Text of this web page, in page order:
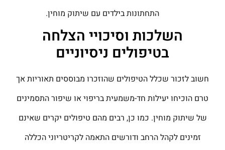
התחתונות בילדים עם שיתוק מוחין.
השלכות וסיכויי הצלחה
בטיפולים ניסיוניים
חשוב לזכור שכלל הטיפולים שהוזכרו מבוססים תאוריות אך
טרם הוכיחו יעילות חד-משמעית בריפוי או שיפור התסמינים
של שיתוק מוחין. כמו כן, רבים מהם טיפולים יקרים שאינם
זמינים לקהל הרחב ודורשים התאמה לקריטריוני הכללה